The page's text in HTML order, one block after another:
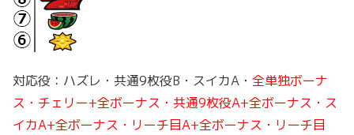
対応役：ハズレ・共通9枚役B・スイカA・ 全単独ボーナ
ス・チェリー+全ボーナス・共通9枚役A+全ボーナス・ス
イカA+全ボーナス・リーチ目A+全ボーナス・リーチ目